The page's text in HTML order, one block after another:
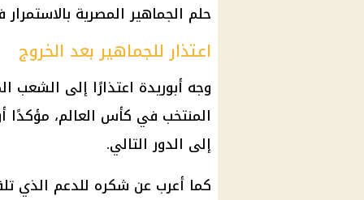
حلم الجماهير المصرية
اعتذار للجماهير بعد الخروج
وجه أبوريدة اعتذارًا إلى الشعب
المنتخب في كأس العالم، مؤكدًا
إلى الدور التالي.
كما أعرب عن شكره للدعم الذي